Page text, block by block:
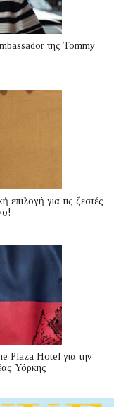
της Tommy
για τις ζεστές
Plaza Hotel για την
Υόρκης